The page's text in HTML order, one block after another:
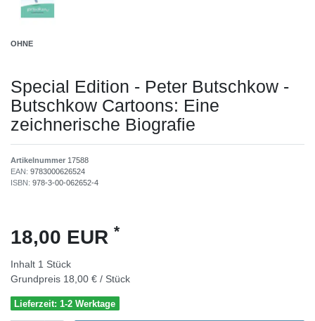
OHNE
Special Edition - Peter Butschkow -
Butschkow Cartoons: Eine
zeichnerische Biografie
Artikelnummer 17588
EAN: 9783000626524
ISBN: 978-3-00-062652-4
18,00 EUR *
Inhalt 1 Stück
Grundpreis 18,00 € / Stück
Lieferzeit: 1-2 Werktage